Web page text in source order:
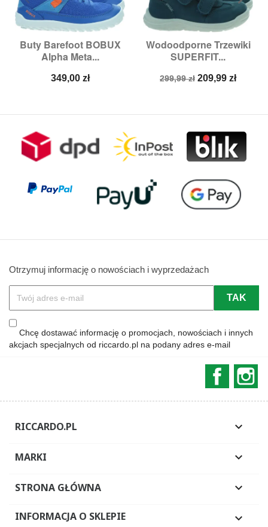
Buty Barefoot BOBUX
Alpha Meta...
Cena
349,00 zł
Wodoodporne Trzewiki
SUPERFIT...
Cena
299,99 zł Cena
209,99 zł
Otrzymuj informację o nowościach i wyprzedażach
Chcę dostawać informację o promocjach, nowościach i innych
akcjach specjalnych od riccardo.pl na podany adres e-mail
RICCARDO.PL 
MARKI 
STRONA GŁÓWNA 
INFORMACJA O SKLEPIE 